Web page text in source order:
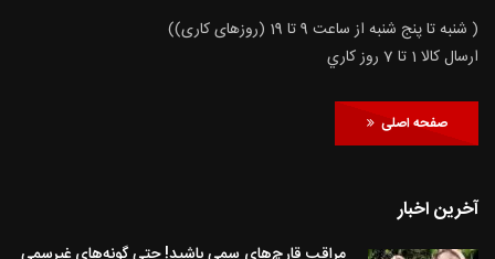
( شنبه تا پنج شنبه از ساعت 9 تا 19 (روزهای کاری))
ارسال كالا 1 تا 7 روز كاري
صفحه اصلی
آخرین اخبار